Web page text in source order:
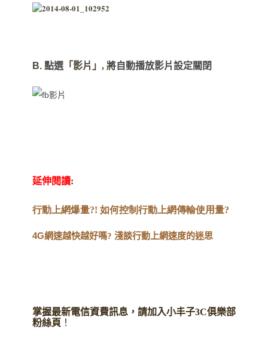
B. 點選 「影片」, 將自動播放影片設定關閉
延伸閱讀:
行動上網爆量?! 如何控制行動上網傳輸使用量?
4G網速越快越好嗎? 淺談行動上網速度的迷思
掌握最新電信資費訊息，請加入小丰子3C俱樂部
粉絲頁 ！